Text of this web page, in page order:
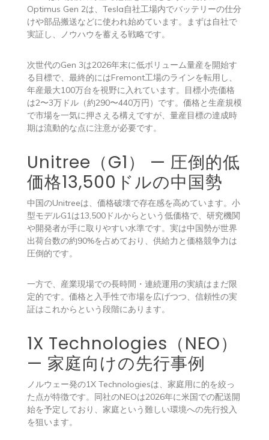
Optimus Gen 2は、Tesla自社工場内でバッテリーの仕分
けや部品搬送などに使われ始めています。まずは自社で
実証し、ノウハウを蓄える戦略です。
次世代のGen 3は2026年末に低ボリューム量産を開始す
る目標で、最終的にはFremont工場のラインを転用し、
年産最大100万台を視野に入れています。目標小売価格
は2〜3万ドル（約290〜440万円）です。価格と生産規模
で市場を一気に押さえる構えですが、量産目標の達成時
期は流動的な点に注意が必要です。
Unitree（G1） — 圧倒的低
価格13,500ドルの中国勢
中国のUnitreeは、価格破壊で存在感を高めています。小
型モデルG1は13,500ドルからという低価格で、研究機関
や開発者が手に取りやすい水準です。実は中国勢が世界
出荷台数の約90%を占めており、供給力と価格競争力は
圧倒的です。
一方で、産業現場での長時間・連続運用の実績はまだ限
定的です。価格と入手性で市場を広げつつ、信頼性の実
証はこれからという段階にあります。
1X Technologies（NEO）
— 家庭向けの先行事例
ノルウェー発の1X Technologiesは、家庭用に的を絞っ
た点が特徴です。同社のNEOは2026年に米国での配送開
始を予定しており、家庭という難しい環境への先行投入
を狙います。